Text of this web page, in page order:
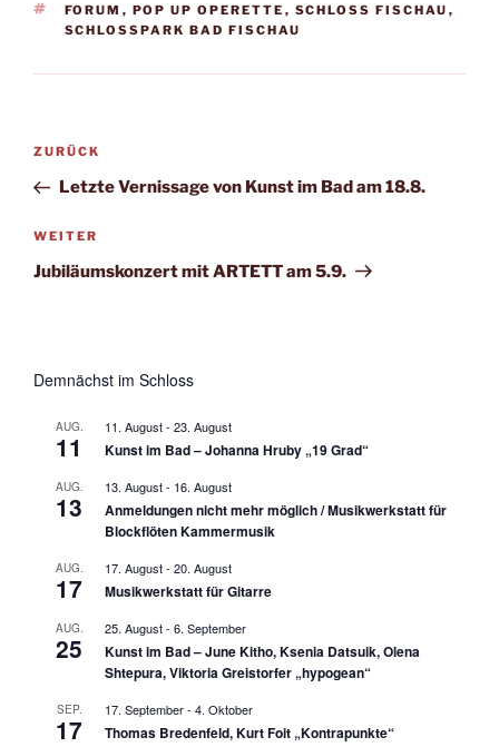
SCHLAGWÖRTER
FORUM , POP UP OPERETTE , SCHLOSS FISCHAU ,
SCHLOSSPARK BAD FISCHAU
Beitragsnavigation
Vorheriger
Beitrag
ZURÜCK
Letzte Vernissage von Kunst im Bad am 18.8.
Nächster
Beitrag
WEITER
Jubiläumskonzert mit ARTETT am 5.9.
Demnächst im Schloss
AUG.
11
11. August- 23. August
Kunst im Bad – Johanna Hruby „19 Grad“
AUG.
13
13. August- 16. August
Anmeldungen nicht mehr möglich / Musikwerkstatt für
Blockflöten Kammermusik
AUG.
17
17. August- 20. August
Musikwerkstatt für Gitarre
AUG.
25
25. August- 6. September
Kunst im Bad – June Kitho, Ksenia Datsuik, Olena
Shtepura, Viktoria Greistorfer „hypogean“
SEP.
17
17. September- 4. Oktober
Thomas Bredenfeld, Kurt Foit „Kontrapunkte“